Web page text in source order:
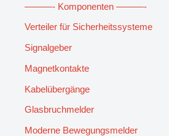
———- Komponenten ———-
Verteiler für Sicherheitssysteme
Signalgeber
Magnetkontakte
Kabelübergänge
Glasbruchmelder
Moderne Bewegungsmelder